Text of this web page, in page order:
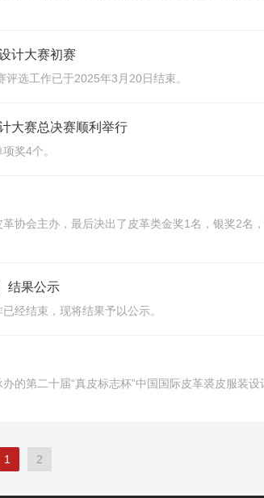
计大赛初赛
选工作已于2025年3月20日结束。
大赛总决赛顺利举行
奖4个。
协会主办，最后决出了皮革类金奖1名，银奖2名
结果公示
经结束，现将结果予以公示。
的第二十届“真皮标志杯”中国国际皮革裘皮服装
1 2